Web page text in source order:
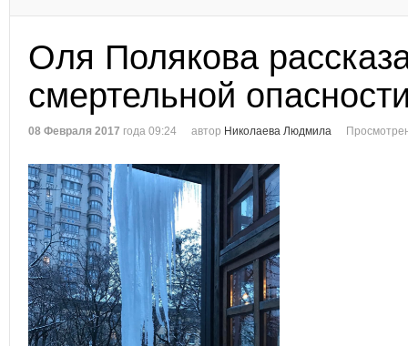
Оля Полякова
смертельной
08 Февраля 2017 года 09:24 автор Николаева Людмила